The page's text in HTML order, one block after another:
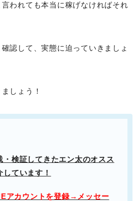
われても本当に稼げなければそれ
認して、実態に迫っていきましょ
しょう！
・検証してきたエン太のオスス
ています！
アカウントを登録→メッセー